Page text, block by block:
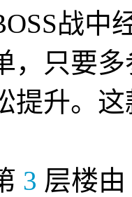
战中
，只要
提升。
3 层楼由